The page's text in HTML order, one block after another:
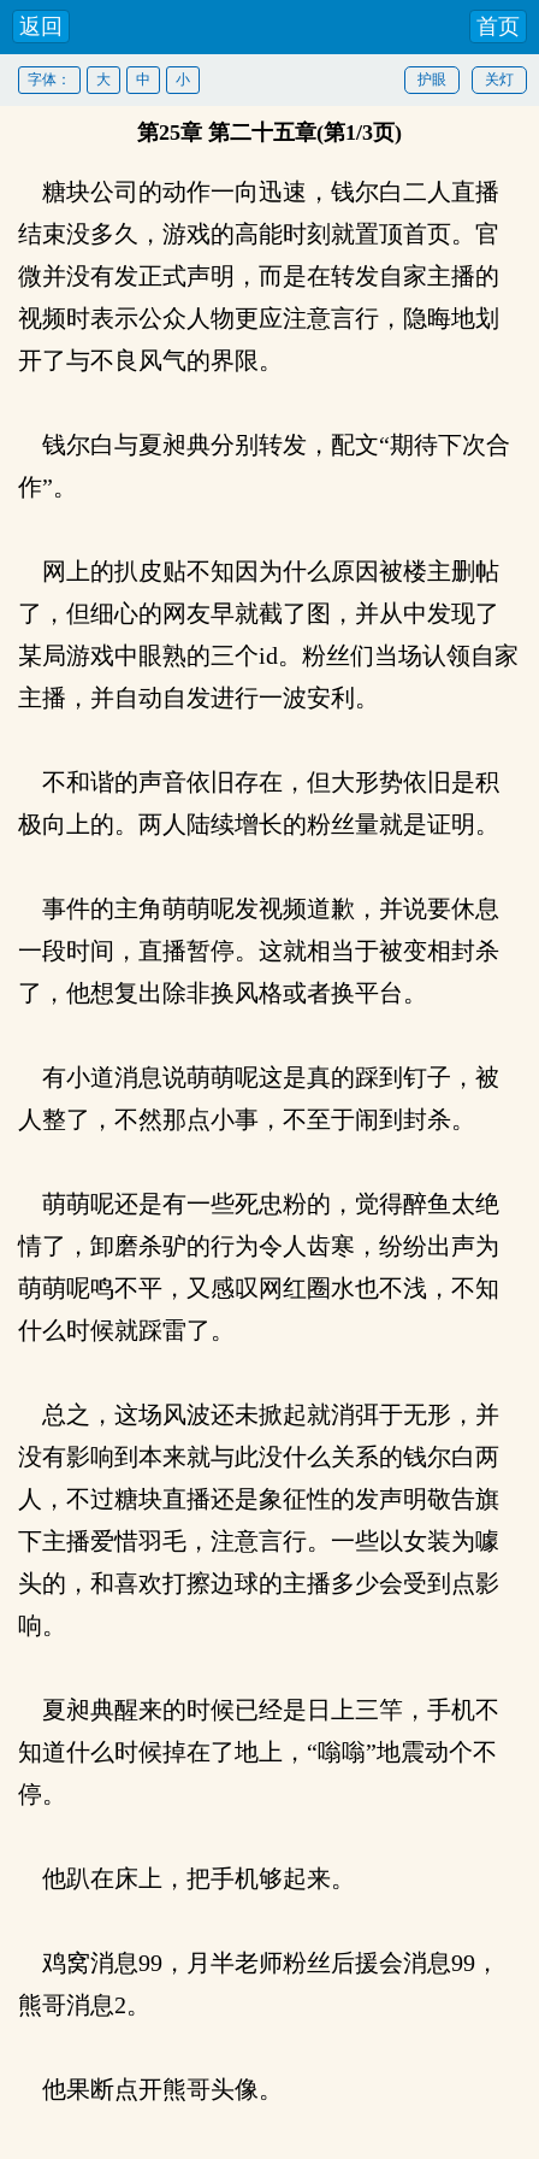
返回 首页
关灯
护眼
字体： 大 中 小
第25章 第二十五章(第1/3页)
糖块公司的动作一向迅速，钱尔白二人直播
结束没多久，游戏的高能时刻就置顶首页。官
微并没有发正式声明，而是在转发自家主播的
视频时表示公众人物更应注意言行，隐晦地划
开了与不良风气的界限。
钱尔白与夏昶典分别转发，配文“期待下次合
作”。
网上的扒皮贴不知因为什么原因被楼主删帖
了，但细心的网友早就截了图，并从中发现了
某局游戏中眼熟的三个id。粉丝们当场认领自家
主播，并自动自发进行一波安利。
不和谐的声音依旧存在，但大形势依旧是积
极向上的。两人陆续增长的粉丝量就是证明。
事件的主角萌萌呢发视频道歉，并说要休息
一段时间，直播暂停。这就相当于被变相封杀
了，他想复出除非换风格或者换平台。
有小道消息说萌萌呢这是真的踩到钉子，被
人整了，不然那点小事，不至于闹到封杀。
萌萌呢还是有一些死忠粉的，觉得醉鱼太绝
情了，卸磨杀驴的行为令人齿寒，纷纷出声为
萌萌呢鸣不平，又感叹网红圈水也不浅，不知
什么时候就踩雷了。
总之，这场风波还未掀起就消弭于无形，并
没有影响到本来就与此没什么关系的钱尔白两
人，不过糖块直播还是象征性的发声明敬告旗
下主播爱惜羽毛，注意言行。一些以女装为噱
头的，和喜欢打擦边球的主播多少会受到点影
响。
夏昶典醒来的时候已经是日上三竿，手机不
知道什么时候掉在了地上，“嗡嗡”地震动个不
停。
他趴在床上，把手机够起来。
鸡窝消息99，月半老师粉丝后援会消息99，
熊哥消息2。
他果断点开熊哥头像。